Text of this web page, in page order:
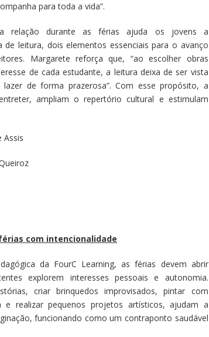
para toda a vida”.
relação durante as férias ajuda os jovens a
leitura, dois elementos essenciais para o avanço
Margarete reforça que, “ao escolher obras
de cada estudante, a leitura deixa de ser vista
de forma prazerosa”. Com esse propósito, a
ampliam o repertório cultural e estimulam
Assis
com intencionalidade
da FourC Learning, as férias devem abrir
explorem interesses pessoais e autonomia.
criar brinquedos improvisados, pintar com
e realizar pequenos projetos artísticos, ajudam a
funcionando como um contraponto saudável